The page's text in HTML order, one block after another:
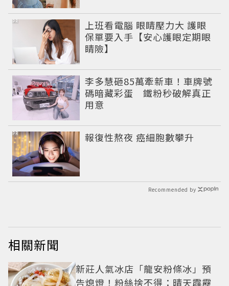
上班看電腦 眼睛壓力大 護眼
保單要入手【安心護眼定期眼
睛險】
PR
李多慧砸85萬牽新車！車牌號
碼暗藏彩蛋 鐵粉秒破解真正
用意
報復性熬夜 癌細胞數攀升
PR
Recommended by
相關新聞
新莊人氣冰店「龍安粉條冰」預
告熄燈！粉絲捨不得：晴天霹靂